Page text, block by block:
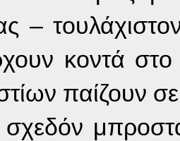
–
κοντά στο
παίζουν